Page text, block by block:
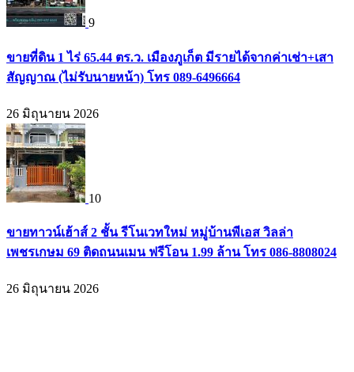
9
ขายที่ดิน 1 ไร่ 65.44 ตร.ว. เมืองภูเก็ต มีรายได้จากค่าเช่า+เสา
สัญญาณ (ไม่รับนายหน้า) โทร 089-6496664
26 มิถุนายน 2026
10
ขายทาวน์เฮ้าส์ 2 ชั้น รีโนเวทใหม่ หมู่บ้านพีเอส วิลล่า
เพชรเกษม 69 ติดถนนเมน ฟรีโอน 1.99 ล้าน โทร 086-8808024
26 มิถุนายน 2026